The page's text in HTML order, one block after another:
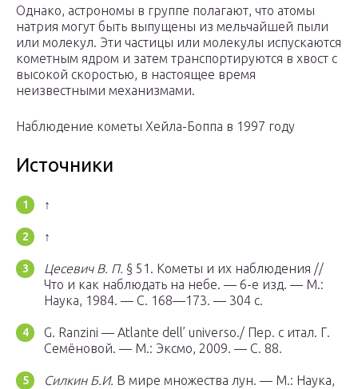
Однако, астрономы в группе полагают, что атомы
натрия могут быть выпущены из мельчайшей пыли
или молекул. Эти частицы или молекулы испускаются
кометным ядром и затем транспортируются в хвост с
высокой скоростью, в настоящее время
неизвестными механизмами.
Наблюдение кометы Хейла-Боппа в 1997 году
Источники
↑
↑
Цесевич В. П. § 51. Кометы и их наблюдения //
Что и как наблюдать на небе. — 6-е изд. — М.:
Наука, 1984. — С. 168—173. — 304 с.
G. Ranzini — Atlante dell’ universo./ Пер. с итал. Г.
Семёновой. — М.: Эксмо, 2009. — С. 88.
Силкин Б.И. В мире множества лун. — М.: Наука,